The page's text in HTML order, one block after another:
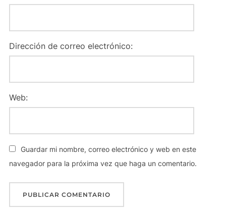
Dirección de correo electrónico:
Web:
Guardar mi nombre, correo electrónico y web en este
navegador para la próxima vez que haga un comentario.